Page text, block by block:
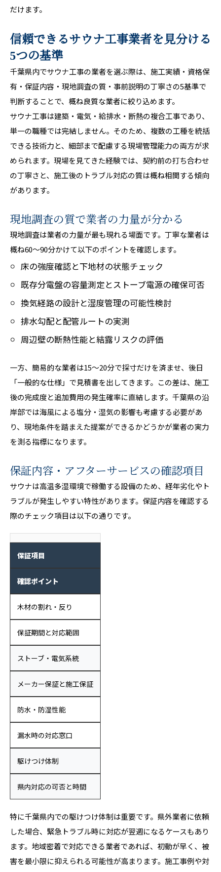
だけます。
信頼できるサウナ工事業者を見分ける
5つの基準
千葉県内でサウナ工事の業者を選ぶ際は、施工実績・資格保
有・保証内容・現地調査の質・事前説明の丁寧さの5基準で
判断することで、概ね良質な業者に絞り込めます。
サウナ工事は建築・電気・給排水・断熱の複合工事であり、
単一の職種では完結しません。そのため、複数の工種を統括
できる技術力と、細部まで配慮する現場管理能力の両方が求
められます。現場を見てきた経験では、契約前の打ち合わせ
の丁寧さと、施工後のトラブル対応の質は概ね相関する傾向
があります。
現地調査の質で業者の力量が分かる
現地調査は業者の力量が最も現れる場面です。丁寧な業者は
概ね60〜90分かけて以下のポイントを確認します。
床の強度確認と下地材の状態チェック
既存分電盤の容量測定とストーブ電源の確保可否
換気経路の設計と湿度管理の可能性検討
排水勾配と配管ルートの実測
周辺壁の断熱性能と結露リスクの評価
一方、簡易的な業者は15〜20分で採寸だけを済ませ、後日
「一般的な仕様」で見積書を出してきます。この差は、施工
後の完成度と追加費用の発生確率に直結します。千葉県の沿
岸部では海風による塩分・湿気の影響も考慮する必要があ
り、現地条件を踏まえた提案ができるかどうかが業者の実力
を測る指標になります。
保証内容・アフターサービスの確認項目
サウナは高温多湿環境で稼働する設備のため、経年劣化やト
ラブルが発生しやすい特性があります。保証内容を確認する
際のチェック項目は以下の通りです。
保証項目
確認ポイント
木材の割れ・反り
保証期間と対応範囲
ストーブ・電気系統
メーカー保証と施工保証
防水・防湿性能
漏水時の対応窓口
駆けつけ体制
県内対応の可否と時間
特に千葉県内での駆けつけ体制は重要です。県外業者に依頼
した場合、緊急トラブル時に対応が翌週になるケースもあり
ます。地域密着で対応できる業者であれば、初動が早く、被
害を最小限に抑えられる可能性が高まります。施工事例や対